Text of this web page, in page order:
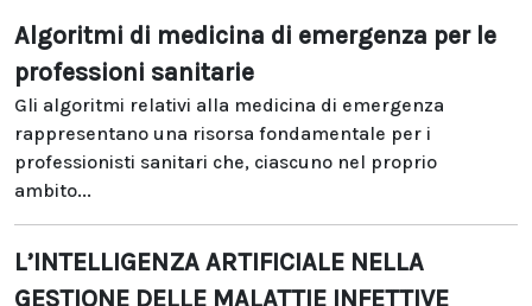
Algoritmi di medicina di emergenza per le
professioni sanitarie
Gli algoritmi relativi alla medicina di emergenza
rappresentano una risorsa fondamentale per i
professionisti sanitari che, ciascuno nel proprio
ambito...
L’INTELLIGENZA ARTIFICIALE NELLA
GESTIONE DELLE MALATTIE INFETTIVE